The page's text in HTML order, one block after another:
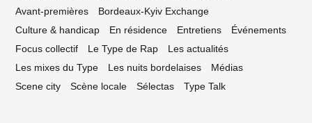
Avant-premières
Bordeaux-Kyiv Exchange
Culture & handicap
En résidence Entretiens
Événements
Focus collectif
Le Type de Rap
Les actualités
Les mixes du Type
Les nuits bordelaises
Médias
Scene city
Scène locale Sélectas Type Talk